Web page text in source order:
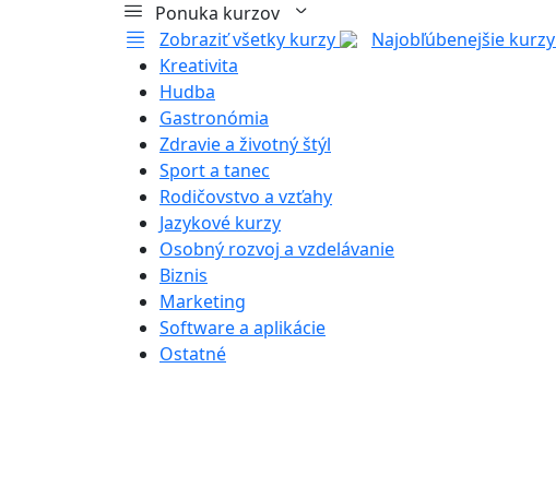
Ponuka kurzov
Zobraziť všetky kurzy
Najobľúbenejšie kurzy
Kreativita
Hudba
Gastronómia
Zdravie a životný štýl
Sport a tanec
Rodičovstvo a vzťahy
Jazykové kurzy
Osobný rozvoj a vzdelávanie
Biznis
Marketing
Software a aplikácie
Ostatné